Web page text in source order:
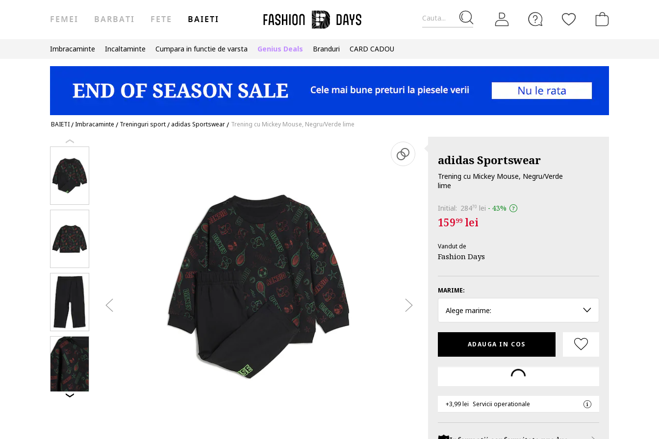
Cauta...
FEMEI BARBATI FETE BAIETI
Imbracaminte Incaltaminte Cumpara in functie de varsta Genius Deals Branduri CARD CADOU
BAIETI/Imbracaminte / Treninguri sport/ adidas Sportswear/ Trening cu Mickey Mouse, Negru/Verde lime
adidas Sportswear
Trening cu Mickey Mouse, Negru/Verde
lime
Initial: 28470 lei - 43%
15999lei
Vandut de
Fashion Days
MARIME:
Alege marime:
ADAUGA IN COS
+3,99 lei Servicii operationale